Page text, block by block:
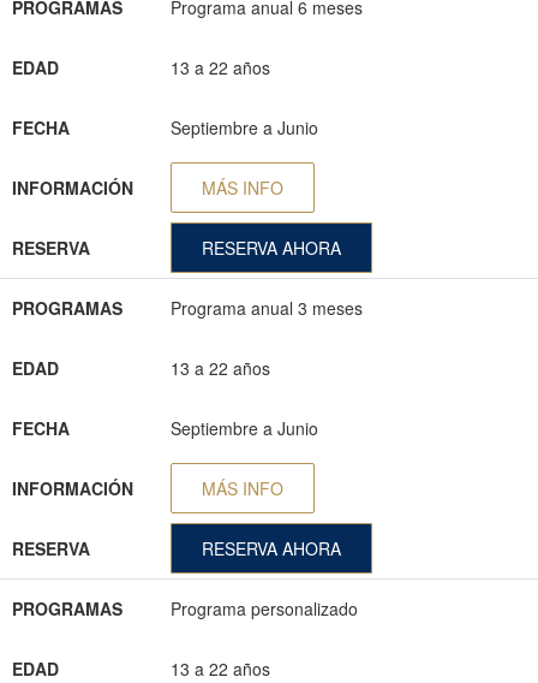
PROGRAMAS Programa anual 6 meses
EDAD 13 a 22 años
FECHA Septiembre a Junio
INFORMACIÓN MÁS INFO
RESERVA RESERVA AHORA
PROGRAMAS Programa anual 3 meses
EDAD 13 a 22 años
FECHA Septiembre a Junio
INFORMACIÓN MÁS INFO
RESERVA RESERVA AHORA
PROGRAMAS Programa personalizado
EDAD 13 a 22 años